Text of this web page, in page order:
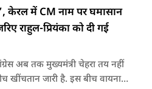
केरल में CM नाम पर घमासान
राहुल-प्रियंका को दी गई
अब तक मुख्यमंत्री चेहरा तय नहीं
खींचतान जारी है. इस बीच वायनाड